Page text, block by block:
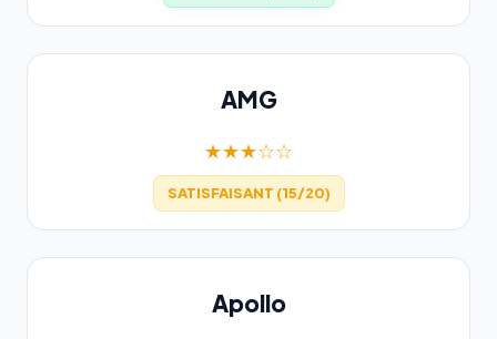
AMG
★★★☆☆
SATISFAISANT (15/20)
Apollo